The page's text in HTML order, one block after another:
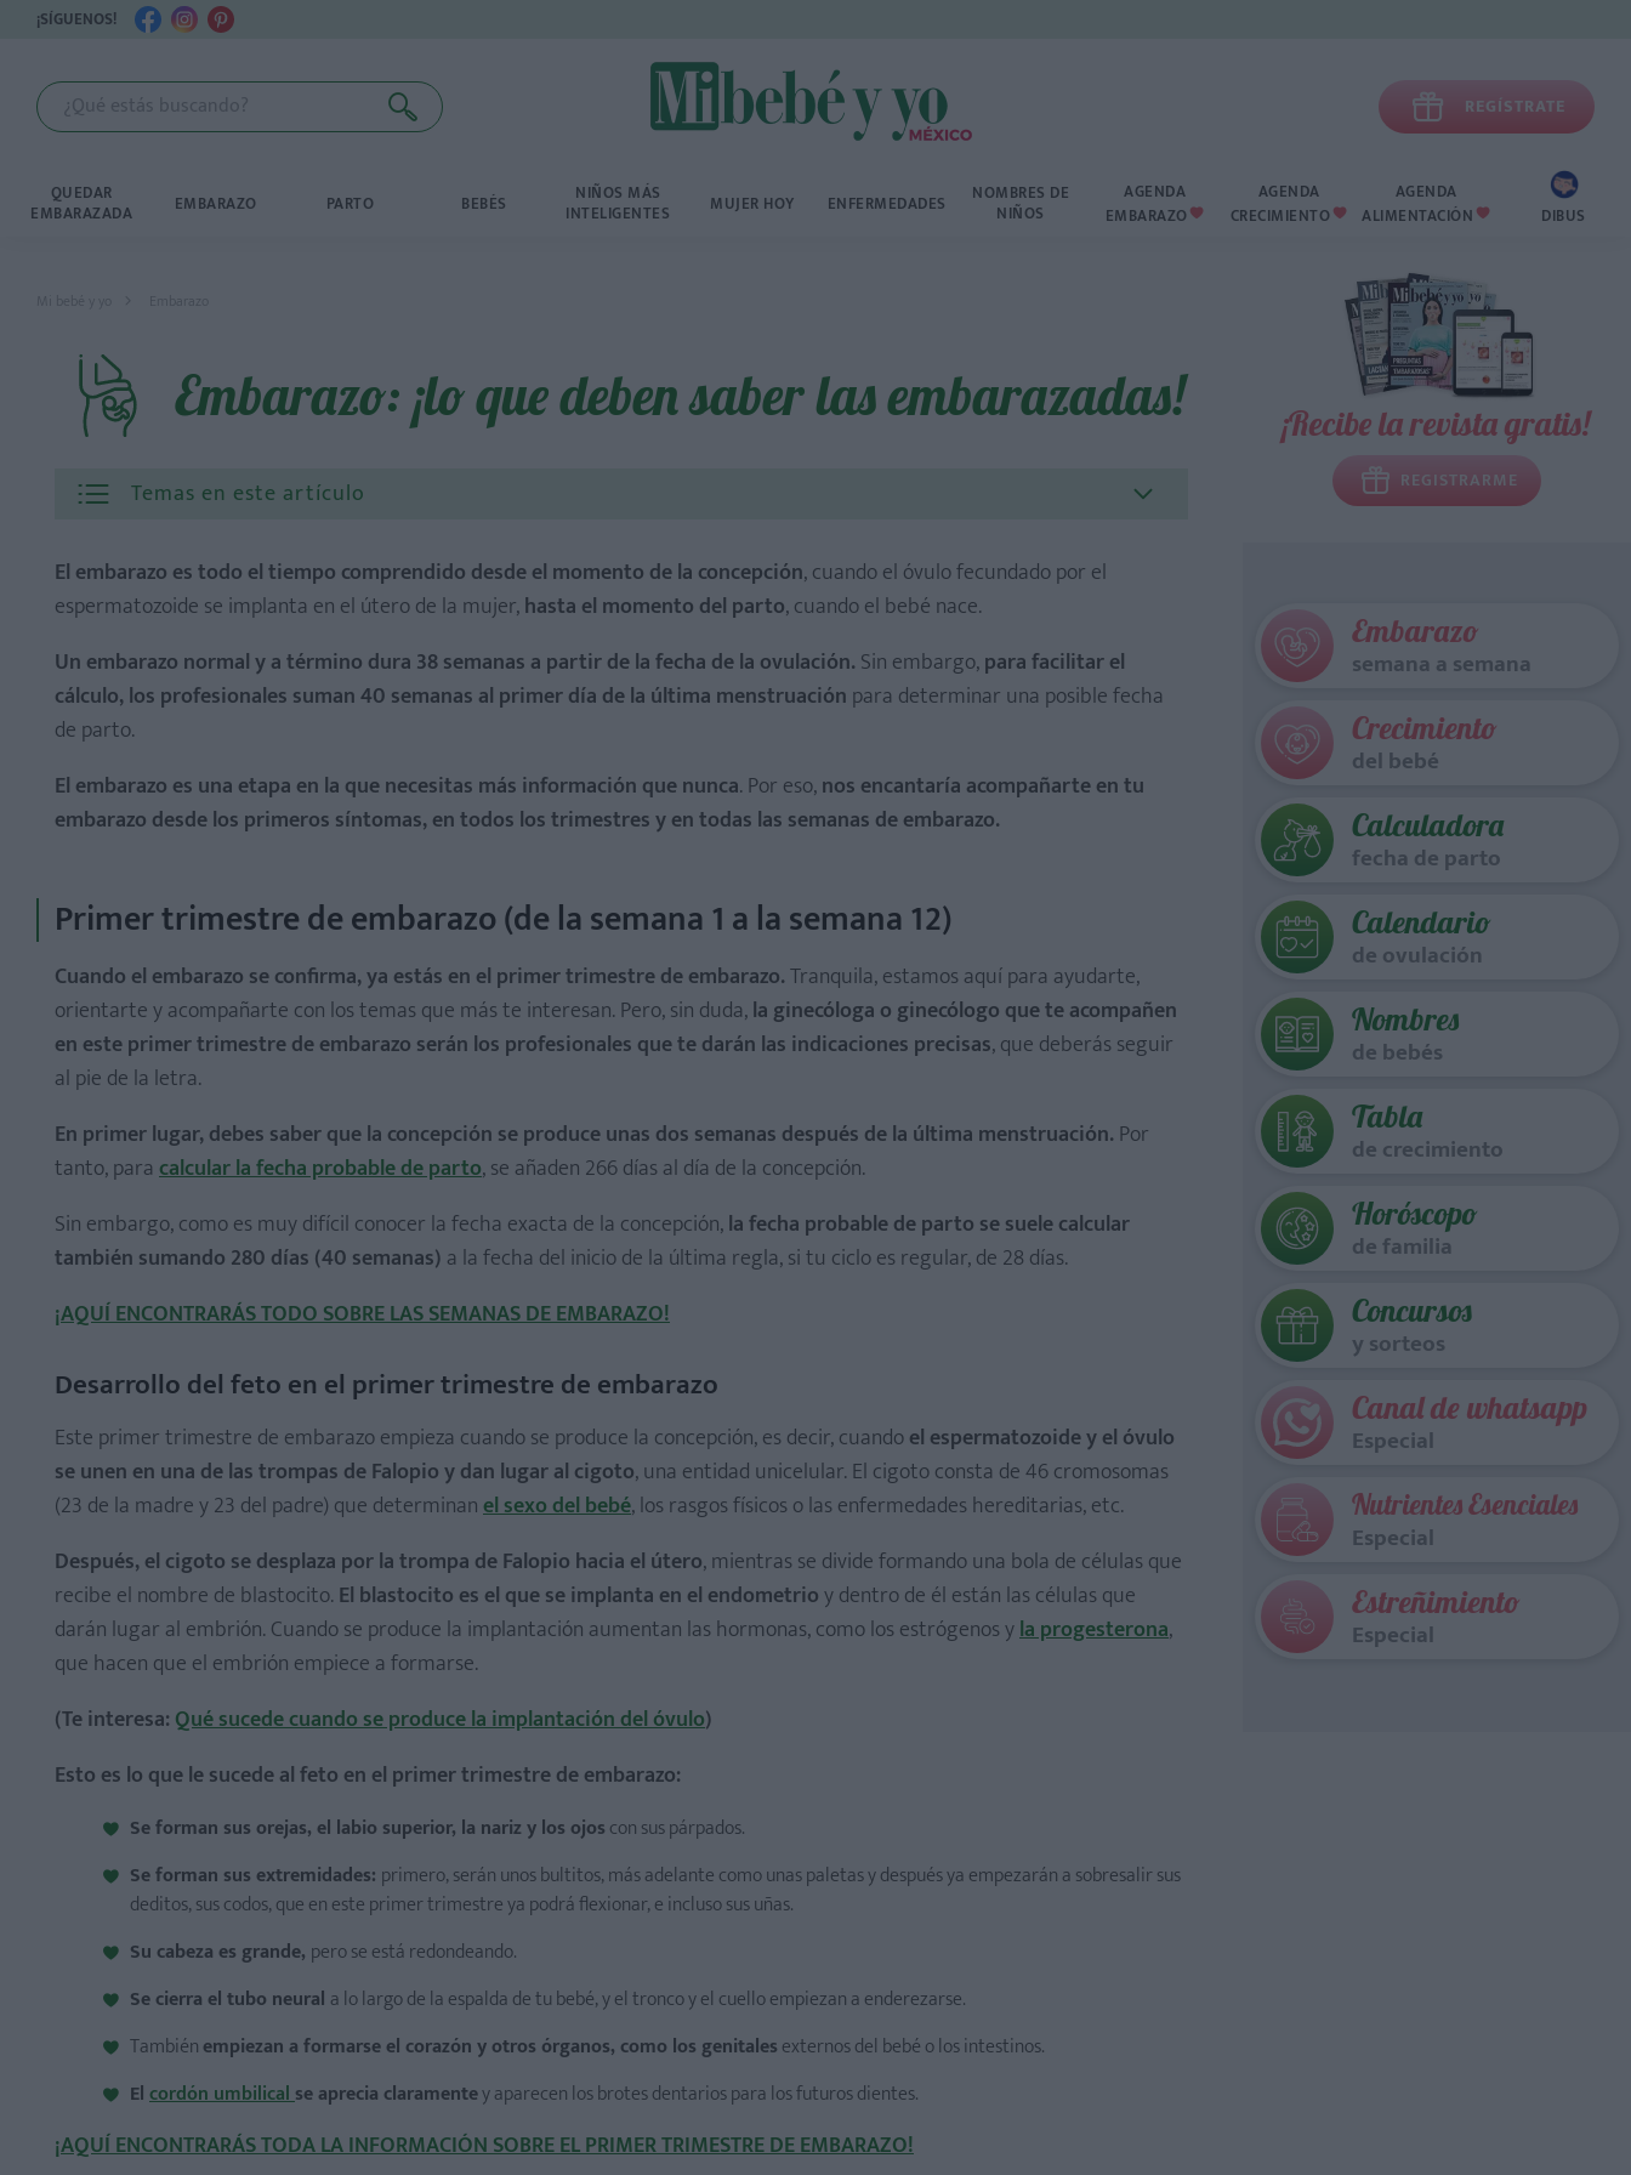
¡SÍGUENOS!
 REGÍSTRATE
QUEDAR
EMBARAZADA EMBARAZO PARTO BEBÉS NIÑOS MÁS
INTELIGENTES MUJER HOY ENFERMEDADES NOMBRES DE
NIÑOS
AGENDA
EMBARAZO 
AGENDA
CRECIMIENTO 
AGENDA
ALIMENTACIÓN  DIBUS
Mi bebé y yo Embarazo
Embarazo: ¡lo que deben saber las embarazadas!
Temas en este artículo
Desarrollo del feto en el primer trimestre de embarazo
Cambios en la mujer en el primer trimestre de embarazo
Desarrollo del feto en el segundo trimestre de embarazo
Desarrollo del feto en el tercer trimestre de embarazo
Cambios en la mujer en el tercer trimestre de embarazo
Ecografías del embarazo
Ecografía del segundo trimestre
Ecografía del tercer trimestre
Triple screening, cribado prenatal, amniocentesis
Test de O'Sullivan y curva de glucosa
Monitorización del feto
Control periódico del aumento de peso y la alimentación
¿Cómo tener sexo en el primer trimestre de embarazo?
El embarazo es todo el tiempo comprendido desde el momento de la concepción, cuando el óvulo fecundado por el
espermatozoide se implanta en el útero de la mujer,hasta el momento del parto, cuando el bebé nace.
Un embarazo normal y a término dura 38 semanas a partir de la fecha de la ovulación. Sin embargo,para facilitar el
cálculo, los profesionales suman 40 semanas al primer día de la última menstruación para determinar una posible fecha
de parto.
El embarazo es una etapa en la que necesitas más información que nunca. Por eso,nos encantaría acompañarte en tu
embarazo desde los primeros síntomas, en todos los trimestres y en todas las semanas de embarazo.
Primer trimestre de embarazo (de la semana 1 a la semana 12)
Cuando el embarazo se confirma, ya estás en el primer trimestre de embarazo.Tranquila, estamos aquí para ayudarte,
orientarte y acompañarte con los temas que más te interesan. Pero, sin duda,la ginecóloga o ginecólogo que te acompañen
en este primer trimestre de embarazo serán los profesionales que te darán las indicaciones precisas, que deberás seguir
al pie de la letra.
En primer lugar, debes saber que la concepción se produce unas dos semanas después de la última menstruación. Por
tanto, para calcular la fecha probable de parto, se añaden 266 días al día de la concepción.
Sin embargo, como es muy difícil conocer la fecha exacta de la concepción,la fecha probable de parto se suele calcular
también sumando 280 días (40 semanas) a la fecha del inicio de la última regla, si tu ciclo es regular, de 28 días.
¡AQUÍ ENCONTRARÁS TODO SOBRE LAS SEMANAS DE EMBARAZO!
Desarrollo del feto en el primer trimestre de embarazo
Este primer trimestre de embarazo empieza cuando se produce la concepción, es decir, cuandoel espermatozoide y el óvulo
se unen en una de las trompas de Falopio y dan lugar al cigoto, una entidad unicelular. El cigoto consta de 46 cromosomas
(23 de la madre y 23 del padre) que determinanel sexo del bebé, los rasgos físicos o las enfermedades hereditarias, etc.
Después, el cigoto se desplaza por la trompa de Falopio hacia el útero, mientras se divide formando una bola de células que
recibe el nombre de blastocito. El blastocito es el que se implanta en el endometrioy dentro de él están las células que
darán lugar al embrión. Cuando se produce la implantación aumentan las hormonas, como los estrógenos yla progesterona,
que hacen que el embrión empiece a formarse.
(Te interesa: Qué sucede cuando se produce la implantación del óvulo)
Esto es lo que le sucede al feto en el primer trimestre de embarazo:
Se forman sus orejas, el labio superior, la nariz y los ojoscon sus párpados.
Se forman sus extremidades: primero, serán unos bultitos, más adelante como unas paletas y después ya empezarán a sobresalir sus
deditos, sus codos, que en este primer trimestre ya podrá flexionar, e incluso sus uñas.
Su cabeza es grande, pero se está redondeando.
Se cierra el tubo neural a lo largo de la espalda de tu bebé, y el tronco y el cuello empiezan a enderezarse.
Tambiénempiezan a formarse el corazón y otros órganos, como los genitalesexternos del bebé o los intestinos.
Elcordón umbilicalse aprecia claramentey aparecen los brotes dentarios para los futuros dientes.
¡AQUÍ ENCONTRARÁS TODA LA INFORMACIÓN SOBRE EL PRIMER TRIMESTRE DE EMBARAZO!
¡Recibe la revista gratis!
REGISTRARME
Embarazo
semana a semana
Crecimiento
del bebé
Calculadora
fecha de parto
Calendario
de ovulación
Nombres
de bebés
Tabla
de crecimiento
Horóscopo
de familia
Concursos
y sorteos
Canal de whatsapp
Especial
Nutrientes Esenciales
Especial
Estreñimiento
Especial